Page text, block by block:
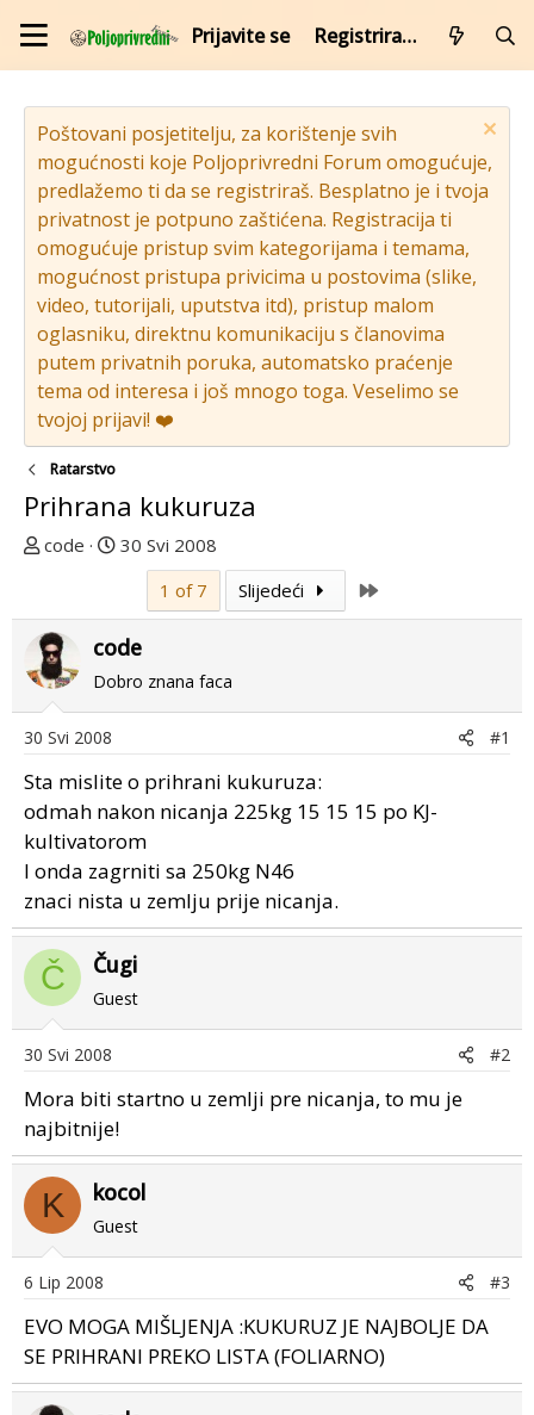
Prijavite se Registrirajte se
Poštovani posjetitelju, za korištenje svih
mogućnosti koje Poljoprivredni Forum omogućuje,
predlažemo ti da se registriraš. Besplatno je i tvoja
privatnost je potpuno zaštićena. Registracija ti
omogućuje pristup svim kategorijama i temama,
mogućnost pristupa privicima u postovima (slike,
video, tutorijali, uputstva itd), pristup malom
oglasniku, direktnu komunikaciju s članovima
putem privatnih poruka, automatsko praćenje
tema od interesa i još mnogo toga. Veselimo se
tvojoj prijavi! ❤️
Ratarstvo
Prihrana kukuruza
T
u
p
o
r
e
n
u
o
code
D
u
m
p
o
g
p
o
t
a
30 Svi 2008
1 of 7
Slijedeći
code
Dobro znana faca
30 Svi 2008 #1
Sta mislite o prihrani kukuruza:
odmah nakon nicanja 225kg 15 15 15 po KJ-
kultivatorom
I onda zagrniti sa 250kg N46
znaci nista u zemlju prije nicanja.
Č Čugi
Guest
30 Svi 2008 #2
Mora biti startno u zemlji pre nicanja, to mu je
najbitnije!
K kocol
Guest
6 Lip 2008 #3
EVO MOGA MIŠLJENJA :KUKURUZ JE NAJBOLJE DA
SE PRIHRANI PREKO LISTA (FOLIARNO)